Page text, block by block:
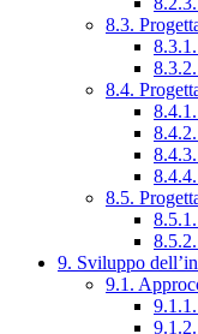
8.3.
8.4.
8.5.
9. Sviluppo
9.1.